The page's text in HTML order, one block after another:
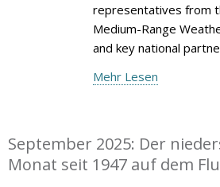
representatives from
Medium-Range
and key national
Mehr Lesen
September 2025: Der
Monat seit 1947 auf dem